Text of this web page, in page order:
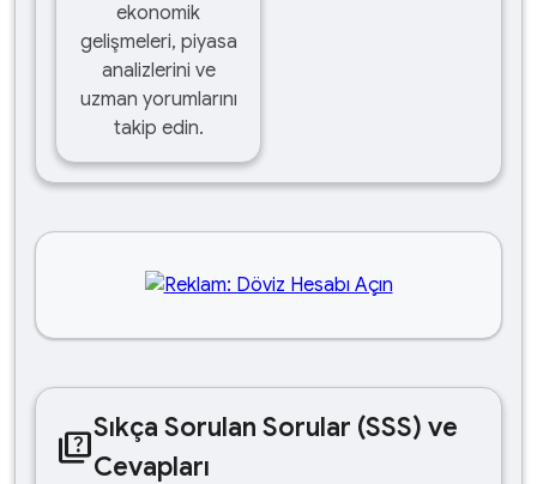
ekonomik
gelişmeleri, piyasa
analizlerini ve
uzman yorumlarını
takip edin.
quizSıkça Sorulan Sorular (SSS) ve
Cevapları